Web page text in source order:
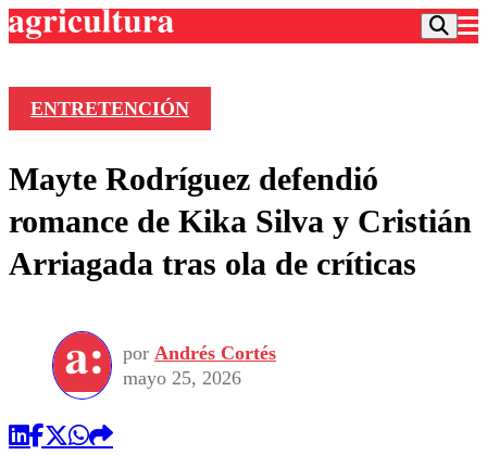
Frecuencias
Agricultura TV
Deportes
Colo Colo
Seleccion Chilena
Torneo Internacional
Entretención
Economía
Internacional
Publicaciones en medios
Opinión
ENTRETENCIÓN
Mayte Rodríguez defendió
romance de Kika Silva y Cristián
Arriagada tras ola de críticas
por Andrés Cortés
mayo 25, 2026